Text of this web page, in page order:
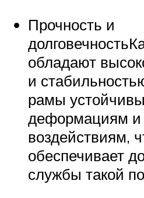
Прочность и
обладают
и
рамы
деформациям
воздействиям,
обеспечивает
службы такой